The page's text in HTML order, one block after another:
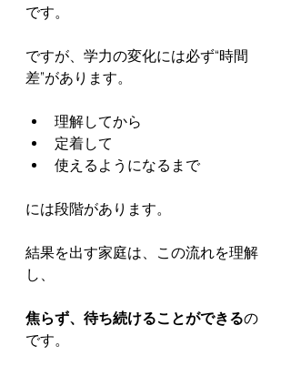
です。
ですが、学力の変化には必ず“時間
差”があります。
理解してから
定着して
使えるようになるまで
には段階があります。
結果を出す家庭は、この流れを理解
し、
焦らず、待ち続けることができるの
です。